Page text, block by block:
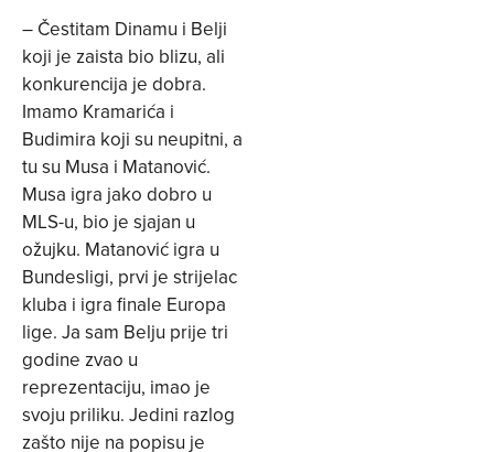
– Čestitam Dinamu i Belji
koji je zaista bio blizu, ali
konkurencija je dobra.
Imamo Kramarića i
Budimira koji su neupitni, a
tu su Musa i Matanović.
Musa igra jako dobro u
MLS-u, bio je sjajan u
ožujku. Matanović igra u
Bundesligi, prvi je strijelac
kluba i igra finale Europa
lige. Ja sam Belju prije tri
godine zvao u
reprezentaciju, imao je
svoju priliku. Jedini razlog
zašto nije na popisu je